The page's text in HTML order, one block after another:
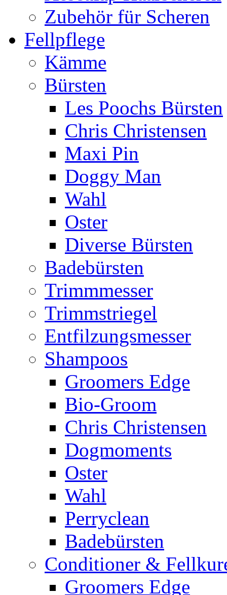
Zubehör für Scheren
Fellpflege
Kämme
Bürsten
Les Poochs Bürsten
Chris Christensen
Maxi Pin
Doggy Man
Wahl
Oster
Diverse Bürsten
Badebürsten
Trimmmesser
Trimmstriegel
Entfilzungsmesser
Shampoos
Groomers Edge
Bio-Groom
Chris Christensen
Dogmoments
Oster
Wahl
Perryclean
Badebürsten
Conditioner &
Groomers Edge